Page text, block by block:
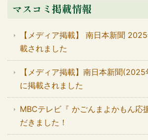
マスコミ掲載情報
【メディア掲載】 南日本新聞
載されました
【メディア掲載】南日本新聞
に掲載されました
MBCテレビ『 かごんまよかもん応
だきました！